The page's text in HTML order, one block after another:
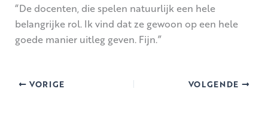
“De docenten, die spelen natuurlijk een hele
belangrijke rol. Ik vind dat ze gewoon op een hele
goede manier uitleg geven. Fijn.”
VORIGE VOLGENDE